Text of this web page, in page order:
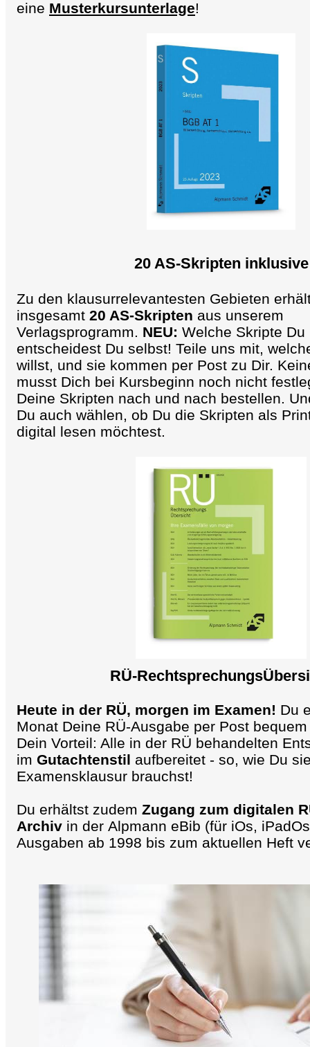
eine Musterkursunterlage!
20 AS-Skripten inklusive
Zu den klausurrelevantesten Gebieten
insgesamt 20 AS-Skripten aus unserem
Verlagsprogramm. NEU: Welche Skripte
entscheidest Du selbst! Teile uns mit,
willst, und sie kommen per Post zu Dir.
musst Dich bei Kursbeginn noch nicht
Deine Skripten nach und nach bestellen.
Du auch wählen, ob Du die Skripten als
digital lesen möchtest.
RÜ-
Heute in der RÜ, morgen im Examen! Du
Monat Deine RÜ-Ausgabe per Post
Dein Vorteil: Alle in der RÜ behandelten
im Gutachtenstil aufbereitet - so, wie Du
Examensklausur brauchst!
Du erhältst zudem Zugang zum digitalen
Archiv in der Alpmann eBib (für iOs,
Ausgaben ab 1998 bis zum aktuellen Heft